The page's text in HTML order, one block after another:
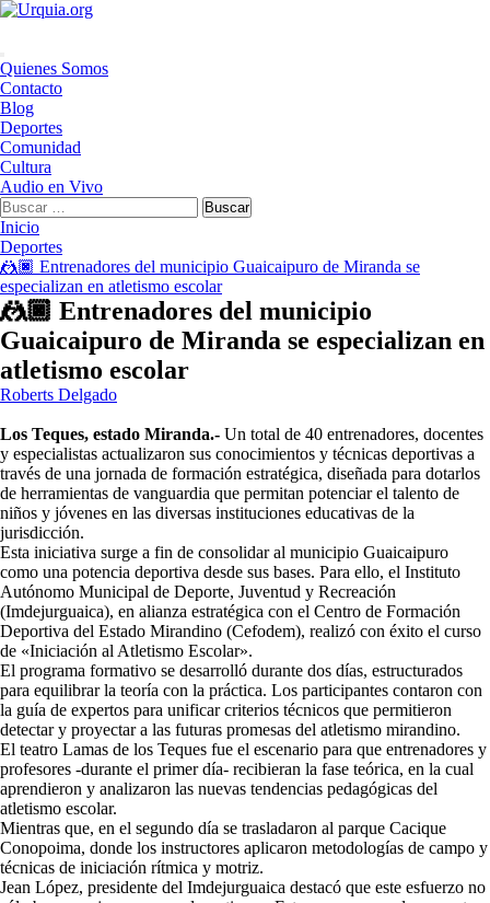
Saltar
Menú
principal
Quienes Somos
Contacto
Blog
Deportes
Comunidad
Cultura
Audio en Vivo
Buscar:
Inicio
Deportes
🤼🏿 Entrenadores del municipio Guaicaipuro de Miranda se
especializan en atletismo escolar
🤼🏿 Entrenadores del municipio
Guaicaipuro de Miranda se especializan en
atletismo escolar
Roberts Delgado
Los Teques, estado Miranda.- Un total de 40 entrenadores, docentes
y especialistas actualizaron sus conocimientos y técnicas deportivas a
través de una jornada de formación estratégica, diseñada para dotarlos
de herramientas de vanguardia que permitan potenciar el talento de
niños y jóvenes en las diversas instituciones educativas de la
jurisdicción.
Esta iniciativa surge a fin de consolidar al municipio Guaicaipuro
como una potencia deportiva desde sus bases. Para ello, el Instituto
Autónomo Municipal de Deporte, Juventud y Recreación
(Imdejurguaica), en alianza estratégica con el Centro de Formación
Deportiva del Estado Mirandino (Cefodem), realizó con éxito el curso
de «Iniciación al Atletismo Escolar».
El programa formativo se desarrolló durante dos días, estructurados
para equilibrar la teoría con la práctica. Los participantes contaron con
la guía de expertos para unificar criterios técnicos que permitieron
detectar y proyectar a las futuras promesas del atletismo mirandino.
El teatro Lamas de los Teques fue el escenario para que entrenadores y
profesores -durante el primer día- recibieran la fase teórica, en la cual
aprendieron y analizaron las nuevas tendencias pedagógicas del
atletismo escolar.
Mientras que, en el segundo día se trasladaron al parque Cacique
Conopoima, donde los instructores aplicaron metodologías de campo y
técnicas de iniciación rítmica y motriz.
Jean López, presidente del Imdejurguaica destacó que este esfuerzo no